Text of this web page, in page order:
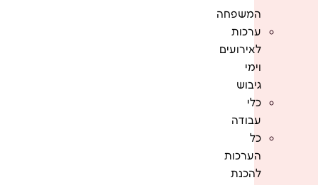
המשפחה
ערכות
לאירועים
וימי
גיבוש
כלי
עבודה
כל
הערכות
להכנת